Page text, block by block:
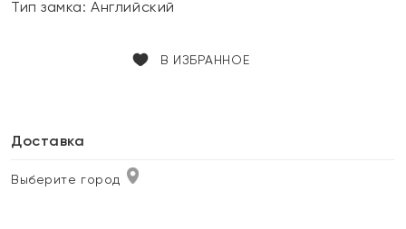
Тип замка:Английский
В ИЗБРАННОЕ
Доставка
Выберите город